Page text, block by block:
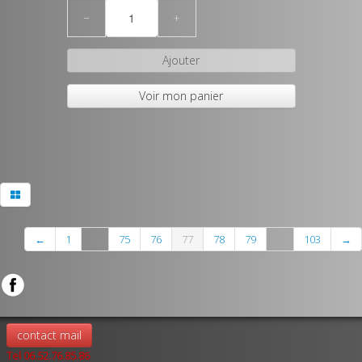
− +
Ajouter
Voir mon panier
← 1 75 76 77 78 79 103 →
contact mail
Tel 06.52.76.85.86